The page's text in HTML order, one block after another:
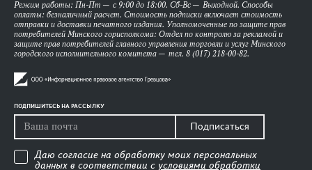
Режим работы: Пн-Пт — с 9:00 до 18:00. Сб-Вс — Выходной. Способы
оплаты: безналичный расчет. Стоимость подписки включает стоимость
отправки и доставки печатного издания. Уполномоченные по защите прав
потребителей Минского горисполкома: Отдел по контролю за рекламой и
защите прав потребителей главного управления торговли и услуг Минского
городского исполнительного комитета — тел. 8 (017) 218-00-82.
ПОДПИШИТЕСЬ НА РАССЫЛКУ
Подписаться
Даю согласие на обработку моих персональных
данных в соответствии с условиями обработки